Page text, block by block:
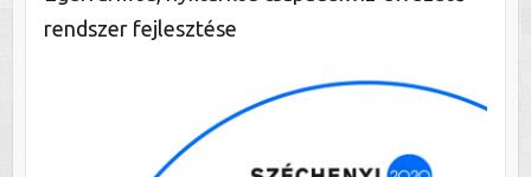
rendszer fejlesztése